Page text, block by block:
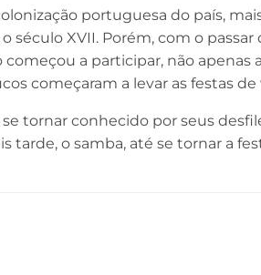
portuguesa do país,
século XVII. Porém, com o passar
a participar, não apenas
começaram a levar as festas de
tornar conhecido por seus
tarde, o samba, até se tornar a